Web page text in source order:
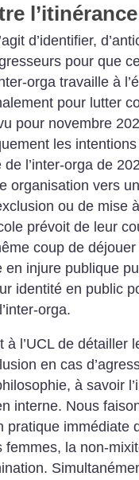
d’identifier,
pour que
orga travaille à
pour lutter
pour novembre
les
l’inter-orga de
organisation vers
ou de mise
prévoit de leur
coup de
injure publique
identité en public
orga.
à l’UCL de détailler
en cas
à savoir
interne. Nous
pratique immédiate
femmes, la non-